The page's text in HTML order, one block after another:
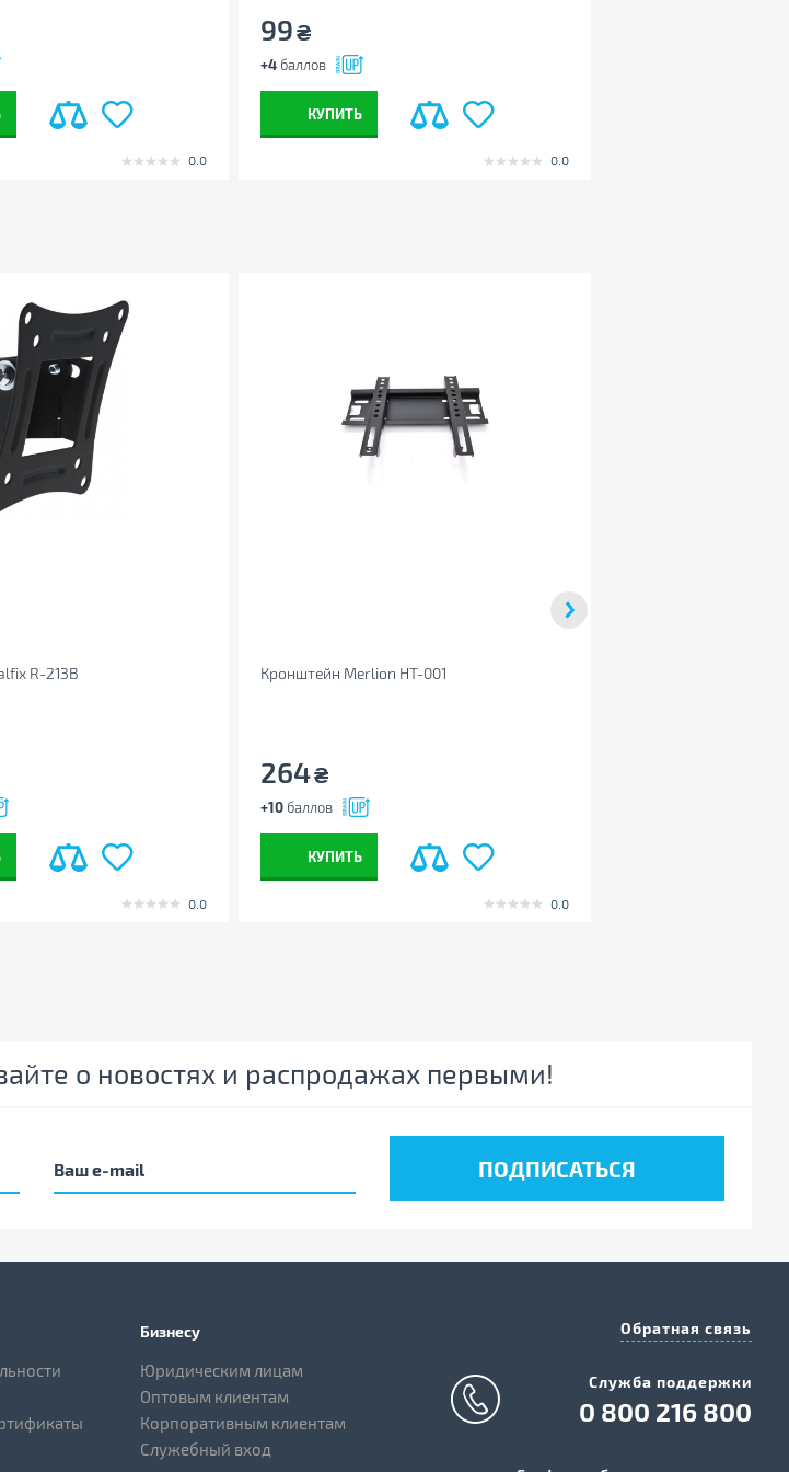
0.0
99₴
+4 баллов
КУПИТЬ
0.0
R-213B
0.0
Кронштейн Merlion HT-001
264₴
+10 баллов
КУПИТЬ
0.0
о новостях и распродажах первыми!
Бизнесу
Юридическим лицам
Оптовым клиентам
Корпоративным клиентам
Служебный вход
Обратная связь
Служба поддержки
0 800 216 800